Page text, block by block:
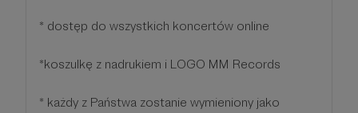
* dostęp do wszystkich koncertów online
*koszulkę z nadrukiem i LOGO MM Records
* każdy z Państwa zostanie wymieniony jako